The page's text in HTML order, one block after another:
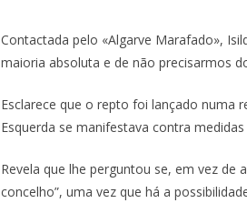
Contactada pelo «Algarve Marafado»,
maioria absoluta e de não precisarmos
Esclarece que o repto foi lançado numa
Esquerda se manifestava contra
Revela que lhe perguntou se, em vez de
concelho”, uma vez que há a